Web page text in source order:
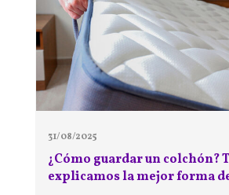
31/08/2025
¿Cómo guardar un colchón?
explicamos la mejor forma